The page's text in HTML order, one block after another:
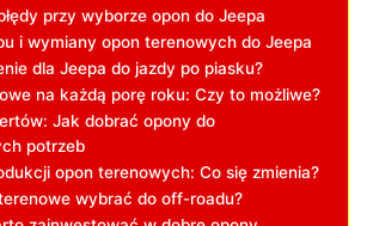
przy ‍wyborze opon do ​Jeepa
i wymiany opon terenowych do Jeepa
dla Jeepa ‌do⁢ jazdy po piasku?
na każdą porę roku: Czy to możliwe?
Jak dobrać opony do
⁢potrzeb
opon terenowych: Co⁤ się‌ zmienia?
wybrać do off-roadu?